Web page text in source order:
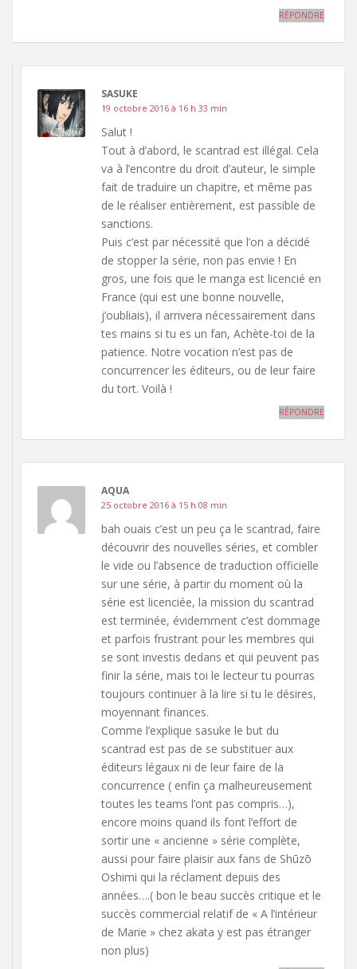
RÉPONDRE
SASUKE
19 octobre 2016 à 16 h 33 min
Salut !
Tout à d’abord, le scantrad est illégal. Cela
va à l’encontre du droit d’auteur, le simple
fait de traduire un chapitre, et même pas
de le réaliser entièrement, est passible de
sanctions.
Puis c’est par nécessité que l’on a décidé
de stopper la série, non pas envie ! En
gros, une fois que le manga est licencié en
France (qui est une bonne nouvelle,
j’oubliais), il arrivera nécessairement dans
tes mains si tu es un fan, Achète-toi de la
patience. Notre vocation n’est pas de
concurrencer les éditeurs, ou de leur faire
du tort. Voilà !
RÉPONDRE
AQUA
25 octobre 2016 à 15 h 08 min
bah ouais c’est un peu ça le scantrad, faire
découvrir des nouvelles séries, et combler
le vide ou l’absence de traduction officielle
sur une série, à partir du moment où la
série est licenciée, la mission du scantrad
est terminée, évidemment c’est dommage
et parfois frustrant pour les membres qui
se sont investis dedans et qui peuvent pas
finir la série, mais toi le lecteur tu pourras
toujours continuer à la lire si tu le désires,
moyennant finances.
Comme l’explique sasuke le but du
scantrad est pas de se substituer aux
éditeurs légaux ni de leur faire de la
concurrence ( enfin ça malheureusement
toutes les teams l’ont pas compris…),
encore moins quand ils font l’effort de
sortir une « ancienne » série complète,
aussi pour faire plaisir aux fans de Shūzō
Oshimi qui la réclament depuis des
années….( bon le beau succès critique et le
succès commercial relatif de « A l’intérieur
de Marie » chez akata y est pas étranger
non plus)